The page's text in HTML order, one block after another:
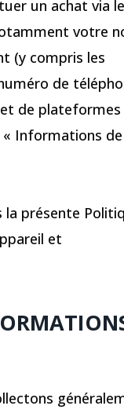
un achat via
votre
(y compris les
de
de plateformes
Informations de
la présente
et